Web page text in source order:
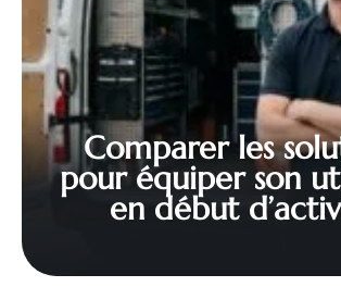
Comparer les
pour équiper son
en début